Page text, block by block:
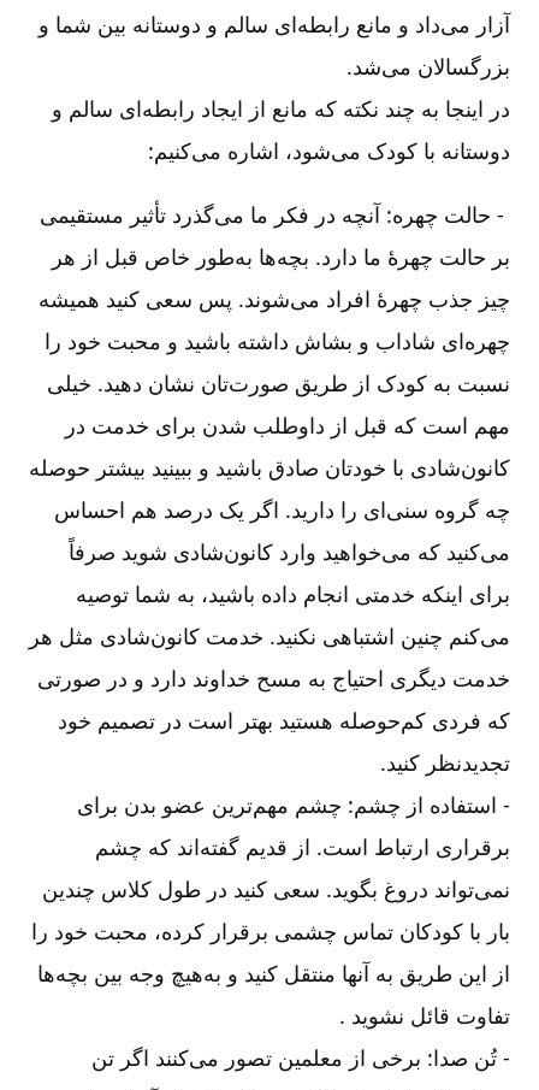
آزار می‌داد و مانع رابطه‌ای سالم و دوستانه بین شما و
بزرگسالان می‌شد.
در اینجا به چند نکته که مانع از ایجاد رابطه‌ای سالم و
دوستانه با کودک می‌شود، اشاره می‌کنیم:
-‏‏‏‏ حالت چهره: آنچه در فکر ما می‌گذرد تأثیر مستقیمی
بر حالت چهرۀ ما دارد. بچه‌ها به‌طور خاص قبل از هر
چیز جذب چهرۀ افراد می‌شوند. پس سعی کنید همیشه
چهره‌ای شاداب و بشاش داشته باشید و محبت خود را
نسبت به کودک از طریق صورت‌تان نشان دهید. خیلی
مهم است که قبل از داوطلب شدن برای خدمت در
کانون‌شادی با خودتان صادق باشید و ببینید بیشتر حوصله
چه گروه سنی‌ای را دارید. اگر یک درصد هم احساس
می‌کنید که می‌خواهید وارد کانون‌شادی شوید صرفاً
برای اینکه خدمتی انجام داده باشید، به شما توصیه
می‌کنم چنین اشتباهی نکنید. خدمت کانون‌شادی مثل هر
خدمت دیگری احتیاج به مسح خداوند دارد و در صورتی
که فردی کم‌حوصله هستید بهتر است در تصمیم خود
تجدیدنظر کنید.
-‏‏‏‏ استفاده از چشم: چشم مهم‌ترین عضو بدن برای
برقراری ارتباط است. از قدیم گفته‌اند که چشم
نمی‌تواند دروغ بگوید. سعی کنید در طول کلاس چندین
بار با کودکان تماس چشمی برقرار کرده، محبت خود را
از این طریق به آنها منتقل کنید و به‌هیچ وجه بین بچه‌ها
تفاوت قائل نشوید .
-‏‏‏‏ تُن صدا: برخی از معلمین تصور می‌کنند اگر تن